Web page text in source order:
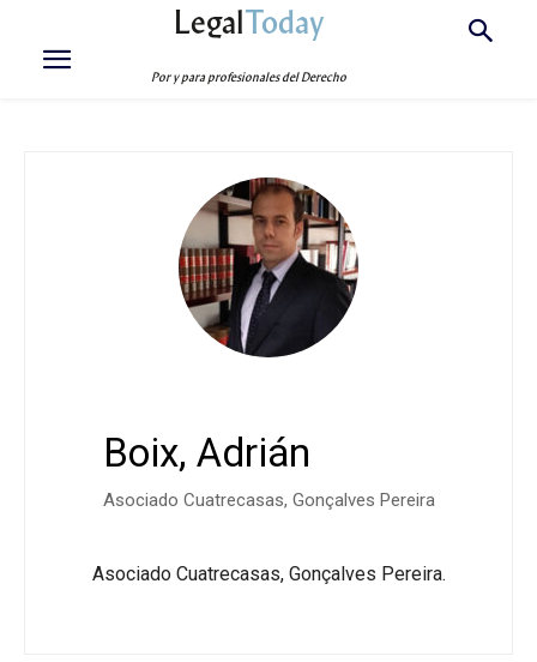
LegalToday
Por y para profesionales del Derecho
Boix, Adrián
Asociado Cuatrecasas, Gonçalves Pereira
Asociado Cuatrecasas, Gonçalves Pereira.